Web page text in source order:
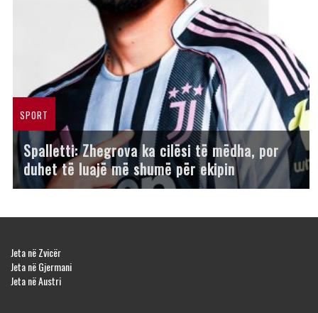
SPORT
Spalletti: Zhegrova ka cilësi të mëdha, por
duhet të luajë më shumë për ekipin
Jeta në Zvicër
Jeta në Gjermani
Jeta në Austri